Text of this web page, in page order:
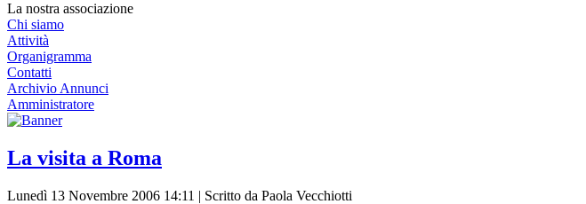
La nostra associazione
Chi siamo
Attività
Organigramma
Contatti
Archivio Annunci
Amministratore
La visita a Roma
Lunedì 13 Novembre 2006 14:11 | Scritto da Paola Vecchiotti